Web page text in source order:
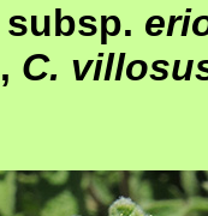
subsp.
, C.